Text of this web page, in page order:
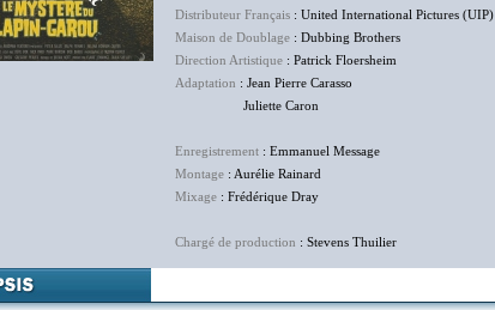
Distributeur Français : United International Pictures (UIP)
Maison de Doublage : Dubbing Brothers
Direction Artistique : Patrick Floersheim
Adaptation : Jean Pierre Carasso
Juliette Caron
Enregistrement : Emmanuel Message
Montage : Aurélie Rainard
Mixage : Frédérique Dray
Chargé de production : Stevens Thuilier